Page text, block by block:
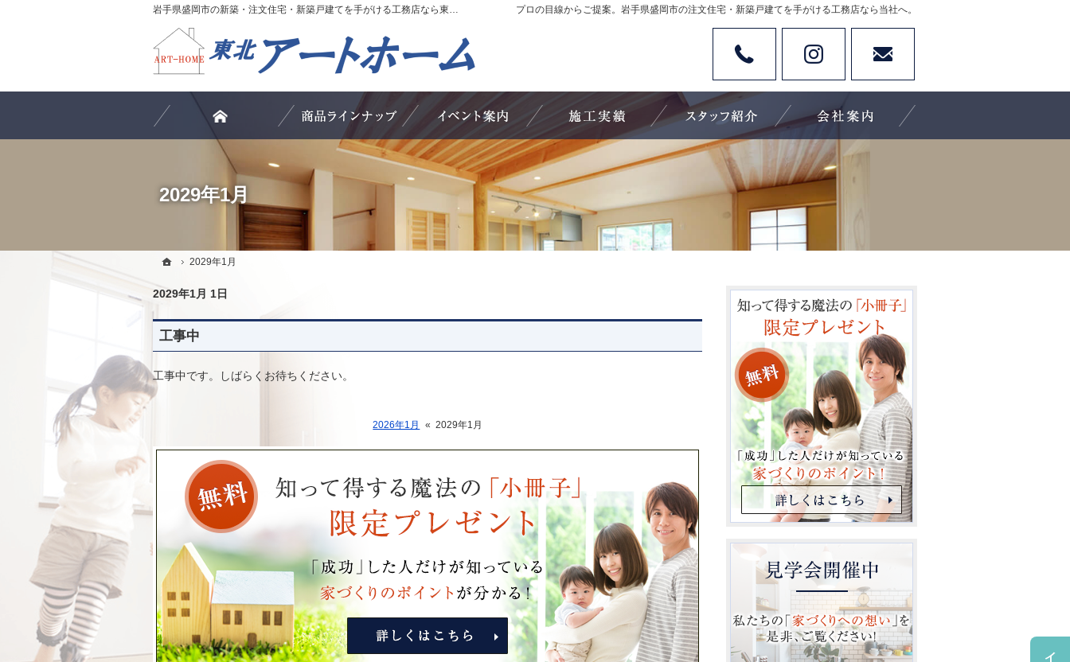
2029年1月
プロの目線からご提案。岩手県盛岡市の注文住宅・新築戸建てを手がける工務店なら当社へ。
岩手県盛岡市の新築・注文住宅・新築戸建てを手がける工務店なら東北アートホーム
ホーム
2029年1月
2029年1月 1日
工事中
工事中です。しばらくお待ちください。
2026年1月 « 2029年1月
ホーム
2029年1月
商品ラインナップ 素敵だね、施工実績
Tel